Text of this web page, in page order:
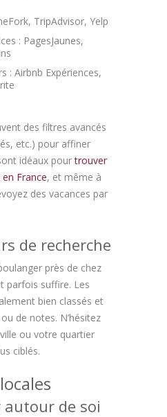
TripAdvisor, Yelp
: PagesJaunes,
: Airbnb Expériences,
des filtres avancés
etc.) pour affiner
idéaux pourtrouver
France, et même à
des vacances par
de recherche
près de chez
parfois suffire. Les
bien classés et
de notes. N’hésitez
ou votre quartier
ciblés.
autour de soi